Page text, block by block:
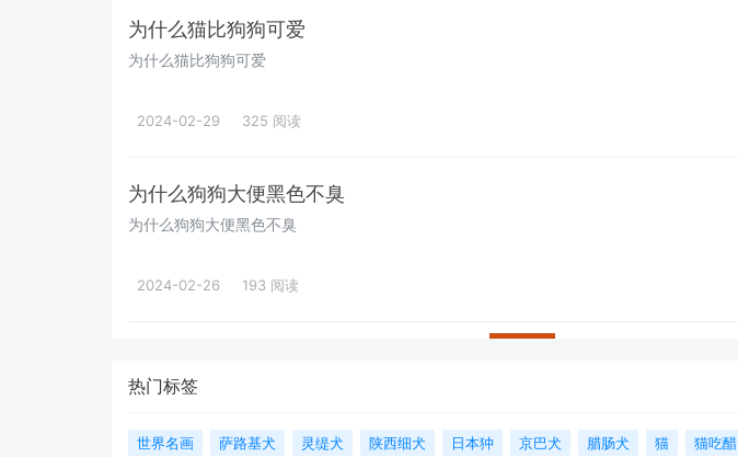
为什么猫比狗狗可爱
为什么猫比狗狗可爱
2024-02-29 325 阅读
为什么狗狗大便黑色不臭
为什么狗狗大便黑色不臭
2024-02-26 193 阅读
热门标签
世界名画 萨路基犬 灵缇犬 陕西细犬 日本狆 京巴犬 腊肠犬 猫 猫吃醋